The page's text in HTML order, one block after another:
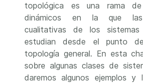
topológica es una rama
dinámicos en la que las
cualitativas de los sistemas
estudian desde el punto
topología general. En esta
sobre algunas clases de
daremos algunos ejemplos y